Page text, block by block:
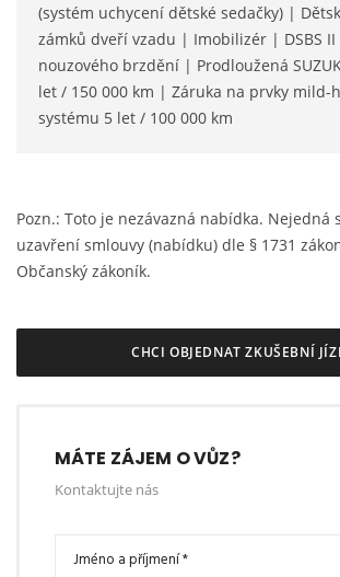
(systém uchycení dětské sedačky) |
zámků dveří vzadu | Imobilizér | DSBS II
nouzového brzdění | Prodloužená
let / 150 000 km | Záruka na prvky mild-
systému 5 let / 100 000 km
Pozn.: Toto je nezávazná nabídka. Nejedná
uzavření smlouvy (nabídku) dle § 1731
Občanský zákoník.
CHCI OBJEDNAT ZKUŠEBNÍ
MÁTE ZÁJEM O VŮZ?
Kontaktujte nás